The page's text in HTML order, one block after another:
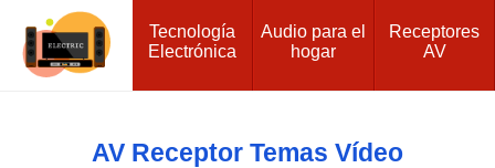
Tecnología
Electrónica
Audio para el
hogar
Receptores
AV
AV Receptor Temas Vídeo